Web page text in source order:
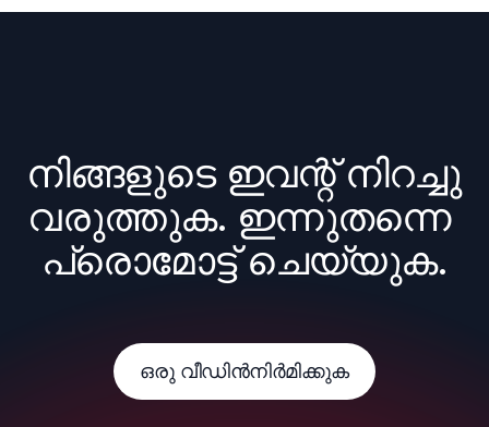
നിങ്ങളുടെ ഇവന്റ് നിറച്ചു
വരുത്തുക. ഇന്നുതന്നെ
പ്രൊമോട്ട് ചെയ്യുക.
ഒരു വീഡിൻനിർമിക്കുക